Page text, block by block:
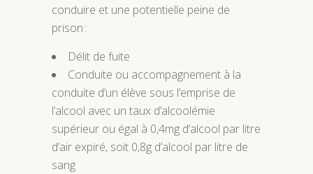
conduire et une potentielle peine de
prison :
Délit de fuite
Conduite ou accompagnement à la
conduite d’un élève sous l’emprise de
l’alcool avec un taux d’alcoolémie
supérieur ou égal à 0,4mg d’alcool par litre
d’air expiré, soit 0,8g d’alcool par litre de
sang